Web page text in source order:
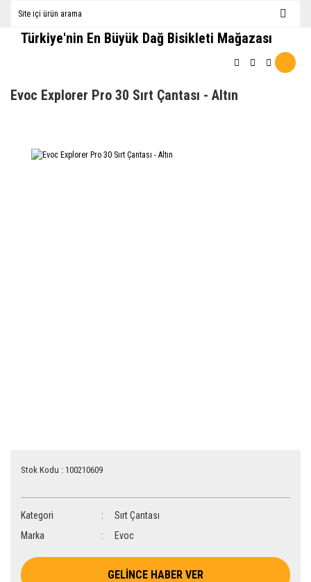
Türkiye'nin En Büyük Dağ Bisikleti Mağazası
Evoc Explorer Pro 30 Sırt Çantası - Altın
Stok Kodu : 100210609
Kategori
Sırt Çantası
Marka
Evoc
GELİNCE HABER VER